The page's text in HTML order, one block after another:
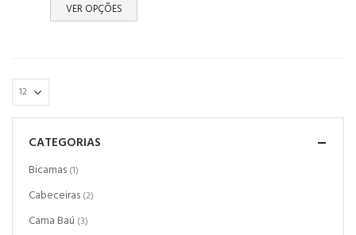
VER OPÇÕES
CATEGORIAS
Bicamas (1)
Cabeceiras (2)
Cama Baú (3)